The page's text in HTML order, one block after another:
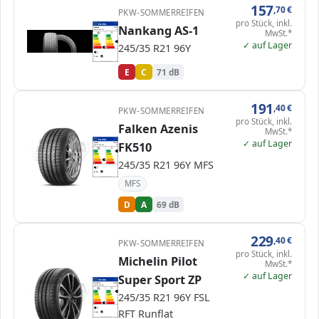
ENERG 437454
Nankang JC023
245/35 R21 96Y C1
A
B
C
D
E E
A
B
C C
D
E
71 dB
PKW-SOMMERREIFEN
Nankang AS-1
245/35 R21 96Y
E C 71 dB
157,70€
pro Stück, inkl.
MwSt.*
✓ auf Lager
ENERG 508723
Falken 326699
245/35 R21 96Y C1
A
B
C
D
D
E
A A
B
C
D
E
69 dB
PKW-SOMMERREIFEN
Falken Azenis
FK510
245/35 R21 96Y MFS
MFS
D A 69 dB
191,40€
pro Stück, inkl.
MwSt.*
✓ auf Lager
ENERG
Michelin 500689
245/35 R21 96Y C1
C C
71 dB B
PKW-SOMMERREIFEN
Michelin Pilot
Super Sport ZP
245/35 R21 96Y FSL
RFT Runflat
229,40€
pro Stück, inkl.
MwSt.*
✓ auf Lager